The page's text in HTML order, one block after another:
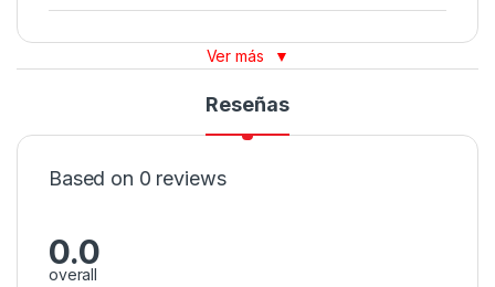
Ver más ▼
Reseñas
Based on 0 reviews
0.0
overall